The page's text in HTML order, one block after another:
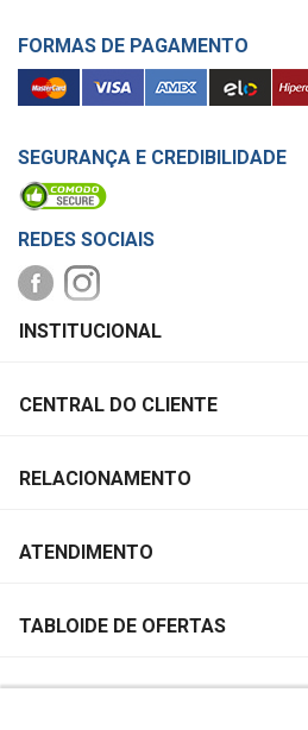
FORMAS DE PAGAMENTO
SEGURANÇA E CREDIBILIDADE
REDES SOCIAIS
PAGAMENTO
INSTITUCIONAL
CENTRAL DO CLIENTE
RELACIONAMENTO
ATENDIMENTO
TABLOIDE DE OFERTAS